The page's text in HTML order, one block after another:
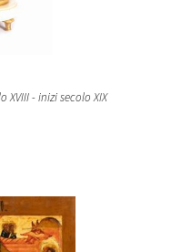
- inizi secolo XIX